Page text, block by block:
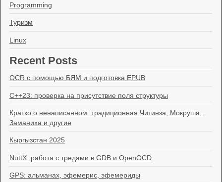
Programming
Туризм
Linux
Recent Posts
OCR с помощью БЯМ и подготовка EPUB
C++23: проверка на присутствие поля структуры
Кратко о ненаписанном: традиционная Читинза, Мокруша,
Заманиха и другие
Кыргызстан 2025
NuttX: работа с тредами в GDB и OpenOCD
GPS: альманах, эфемерис, эфемериды